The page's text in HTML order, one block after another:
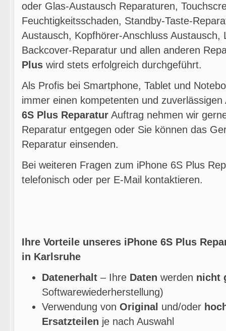
oder Glas-Austausch Reparaturen,
Feuchtigkeitsschaden, Standby-Taste-
Austausch, Kopfhörer-Anschluss Austausch,
Backcover-Reparatur und allen anderen
Plus wird stets erfolgreich durchgeführt.
Als Profis bei Smartphone, Tablet und
immer einen kompetenten und
6S Plus Reparatur Auftrag nehmen wir
Reparatur entgegen oder Sie können das
Reparatur einsenden.
Bei weiteren Fragen zum iPhone 6S Plus
telefonisch oder per E-Mail kontaktieren.
Ihre Vorteile unseres iPhone 6S Plus
in Karlsruhe
Datenerhalt – Ihre Daten werden nicht
Softwarewiederherstellung)
Verwendung von Original und/oder
Ersatzteilen je nach Auswahl